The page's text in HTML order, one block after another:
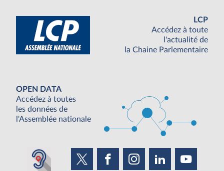
LCP
Accédez à toute
l'actualité de
la Chaine Parlementaire
OPEN DATA
Accédez à toutes
les données de
l'Assemblée nationale